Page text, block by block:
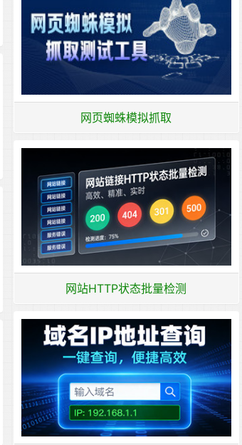
网页蜘蛛模拟抓取
网站HTTP状态批量检测